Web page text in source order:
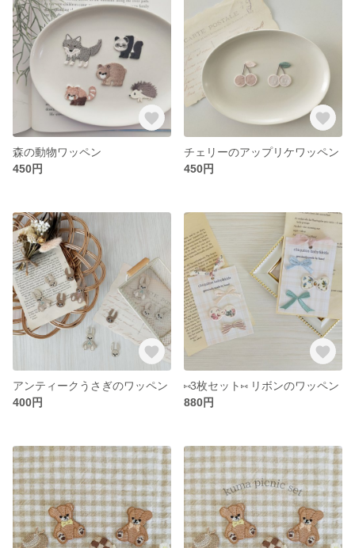
森の動物ワッペン
450円
チェリーのアップリケワッペン
450円
アンティークうさぎのワッペン
400円
‪⑅‬3枚セット‪⑅‬ リボンのワッペン
880円